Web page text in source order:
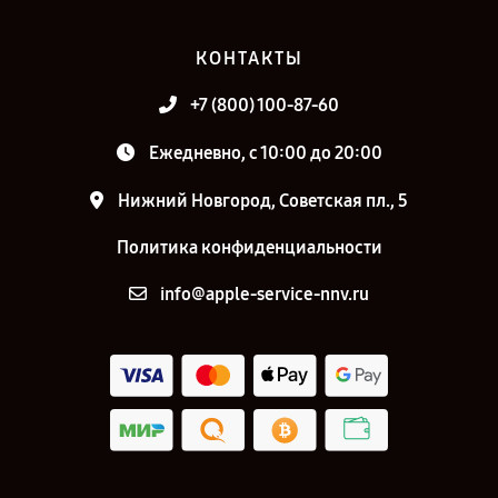
КОНТАКТЫ
+7 (800) 100-87-60
Ежедневно, с 10:00 до 20:00
Нижний Новгород, Советская пл., 5
Политика конфиденциальности
info@apple-service-nnv.ru